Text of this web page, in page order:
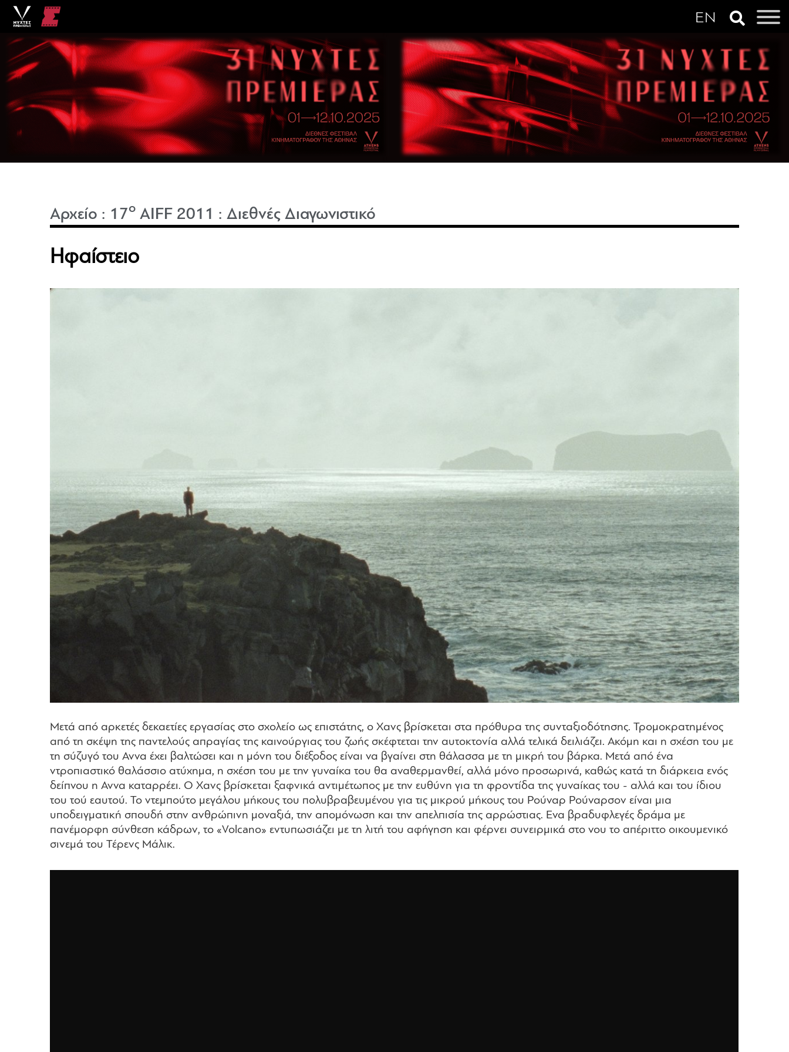
Αρχείο : 17o AIFF 2011 :Διεθνές Διαγωνιστικό
Ηφαίστειο
Μετά από αρκετές δεκαετίες εργασίας στο σχολείο ως επιστάτης, ο Χανς βρίσκεται στα πρόθυρα της συνταξιοδότησης. Τρομοκρατημένος
από τη σκέψη της παντελούς απραγίας της καινούργιας του ζωής σκέφτεται την αυτοκτονία αλλά τελικά δειλιάζει. Ακόμη και η σχέση του με
τη σύζυγό του Αννα έχει βαλτώσει και η μόνη του διέξοδος είναι να βγαίνει στη θάλασσα με τη μικρή του βάρκα. Μετά από ένα
ντροπιαστικό θαλάσσιο ατύχημα, η σχέση του με την γυναίκα του θα αναθερμανθεί, αλλά μόνο προσωρινά, καθώς κατά τη διάρκεια ενός
δείπνου η Αννα καταρρέει. Ο Χανς βρίσκεται ξαφνικά αντιμέτωπος με την ευθύνη για τη φροντίδα της γυναίκας του - αλλά και του ίδιου
του τού εαυτού. Το ντεμπούτο μεγάλου μήκους του πολυβραβευμένου για τις μικρού μήκους του Ρούναρ Ρούναρσον είναι μια
υποδειγματική σπουδή στην ανθρώπινη μοναξιά, την απομόνωση και την απελπισία της αρρώστιας. Ενα βραδυφλεγές δράμα με
πανέμορφη σύνθεση κάδρων, το «Volcano» εντυπωσιάζει με τη λιτή του αφήγηση και φέρνει συνειρμικά στο νου το απέριττο οικουμενικό
σινεμά του Τέρενς Μάλικ.